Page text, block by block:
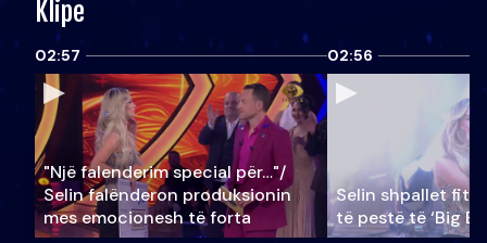
Klipe
02:57
"Një falenderim special për…"/
Selin falënderon produksionin
mes emocionesh të forta
02:56
Selin shpallet
të pestë të ‘Big